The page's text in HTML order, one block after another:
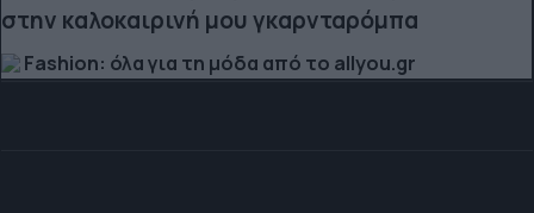
στην καλοκαιρινή μου γκαρνταρόμπα
Fashion: όλα για τη μόδα από το allyou.gr